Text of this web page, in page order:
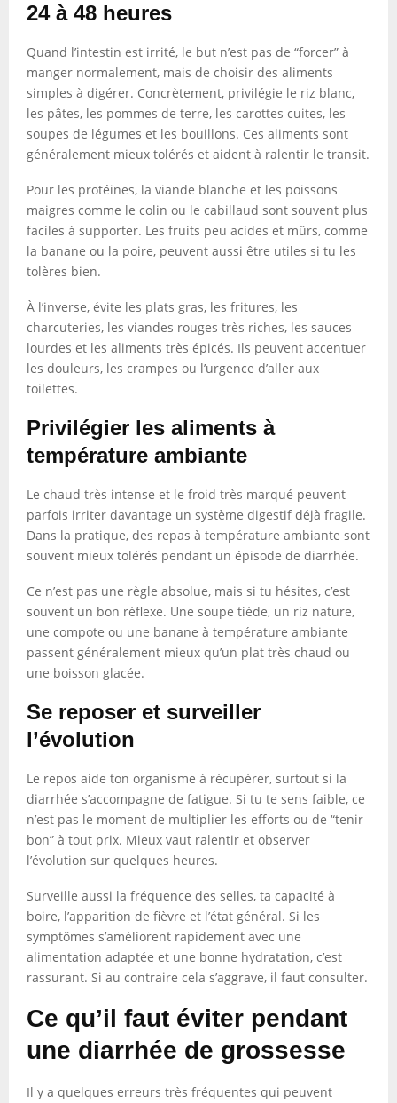
24 à 48 heures
Quand l’intestin est irrité, le but n’est pas de “forcer” à
manger normalement, mais de choisir des aliments
simples à digérer. Concrètement, privilégie le riz blanc,
les pâtes, les pommes de terre, les carottes cuites, les
soupes de légumes et les bouillons. Ces aliments sont
généralement mieux tolérés et aident à ralentir le transit.
Pour les protéines, la viande blanche et les poissons
maigres comme le colin ou le cabillaud sont souvent plus
faciles à supporter. Les fruits peu acides et mûrs, comme
la banane ou la poire, peuvent aussi être utiles si tu les
tolères bien.
À l’inverse, évite les plats gras, les fritures, les
charcuteries, les viandes rouges très riches, les sauces
lourdes et les aliments très épicés. Ils peuvent accentuer
les douleurs, les crampes ou l’urgence d’aller aux
toilettes.
Privilégier les aliments à
température ambiante
Le chaud très intense et le froid très marqué peuvent
parfois irriter davantage un système digestif déjà fragile.
Dans la pratique, des repas à température ambiante sont
souvent mieux tolérés pendant un épisode de diarrhée.
Ce n’est pas une règle absolue, mais si tu hésites, c’est
souvent un bon réflexe. Une soupe tiède, un riz nature,
une compote ou une banane à température ambiante
passent généralement mieux qu’un plat très chaud ou
une boisson glacée.
Se reposer et surveiller
l’évolution
Le repos aide ton organisme à récupérer, surtout si la
diarrhée s’accompagne de fatigue. Si tu te sens faible, ce
n’est pas le moment de multiplier les efforts ou de “tenir
bon” à tout prix. Mieux vaut ralentir et observer
l’évolution sur quelques heures.
Surveille aussi la fréquence des selles, ta capacité à
boire, l’apparition de fièvre et l’état général. Si les
symptômes s’améliorent rapidement avec une
alimentation adaptée et une bonne hydratation, c’est
rassurant. Si au contraire cela s’aggrave, il faut consulter.
Ce qu’il faut éviter pendant
une diarrhée de grossesse
Il y a quelques erreurs très fréquentes qui peuvent